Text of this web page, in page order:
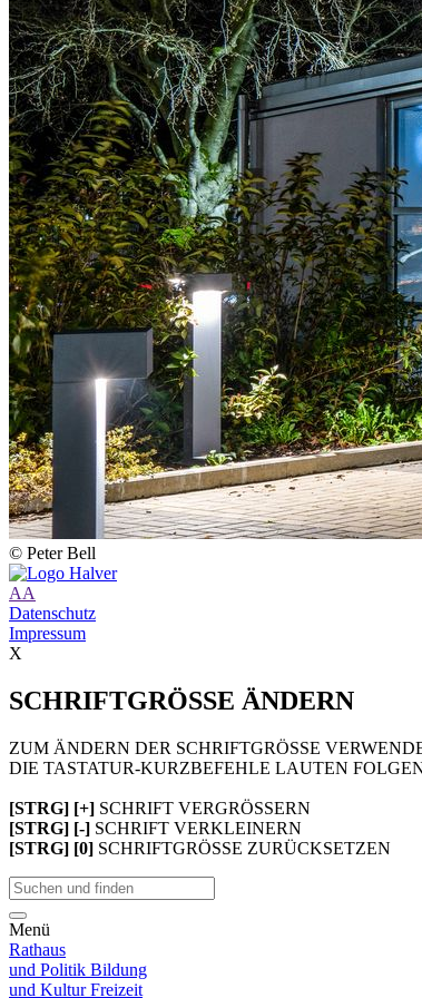
© Peter Bell
AA
Datenschutz
Impressum
X
SCHRIFTGRÖSSE ÄNDERN
ZUM ÄNDERN DER SCHRIFTGRÖSSE
DIE TASTATUR-KURZBEFEHLE LAUTEN
[STRG] [+] SCHRIFT VERGRÖSSERN
[STRG] [-] SCHRIFT VERKLEINERN
[STRG] [0] SCHRIFTGRÖSSE ZURÜCKSETZEN
Menü
Rathaus
und Politik Bildung
und KulturFreizeit